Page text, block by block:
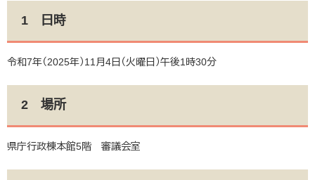
1 日時
令和7年（2025年）11月4日（火曜日）午後1時30分
2 場所
県庁行政棟本館5階 審議会室